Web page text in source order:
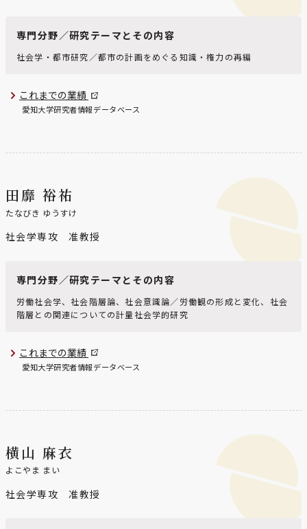
専門分野／研究テーマとその内容
社会学・都市研究／都市の計画をめぐる知識・権力の再編
これまでの業績
愛知大学研究者情報データベース
田靡 裕祐
たなびき ゆうすけ
社会学専攻 准教授
専門分野／研究テーマとその内容
労働社会学、社会階層論、社会意識論／労働観の形成と変化、社会
階層との関連についての計量社会学的研究
これまでの業績
愛知大学研究者情報データベース
横山 麻衣
よこやま まい
社会学専攻 准教授